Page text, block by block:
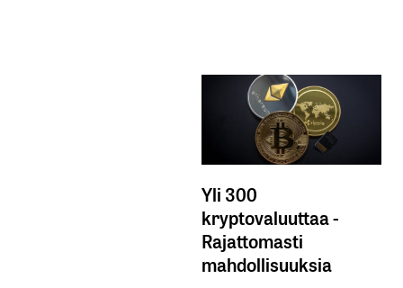
Yli 300
kryptovaluuttaa -
Rajattomasti
mahdollisuuksia